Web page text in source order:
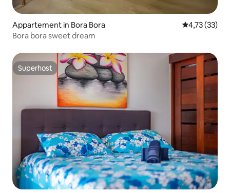
Appartement in Bora Bora Gemiddelde
4,73 (33)
Bora bora sweet dream
Superhost
Superhost